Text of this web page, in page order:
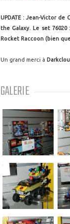
UPDATE : Jean-Victor
the Galaxy. Le set
Rocket Raccoon (bien
Un grand merci à
GALERIE